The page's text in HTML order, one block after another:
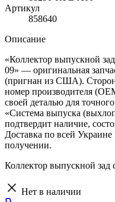
Артикул
858640
Описание
«Коллектор выпускной
09» — оригинальная
(пригнан из США).
номер производителя
своей деталью для
«Система выпуска
подтвердит наличие,
Доставка по всей
получении.
Коллектор выпускной зад
Нет в наличии